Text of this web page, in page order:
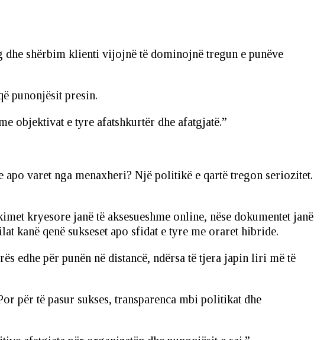
shërbim klienti vijojnë të dominojnë tregun e punëve
punonjësit presin.
objektivat e tyre afatshkurtër dhe afatgjatë.”
varet nga menaxheri? Një politikë e qartë tregon seriozitet.
kryesore janë të aksesueshme online, nëse dokumentet janë
kanë qenë sukseset apo sfidat e tyre me oraret hibride.
edhe për punën në distancë, ndërsa të tjera japin liri më të
për të pasur sukses, transparenca mbi politikat dhe